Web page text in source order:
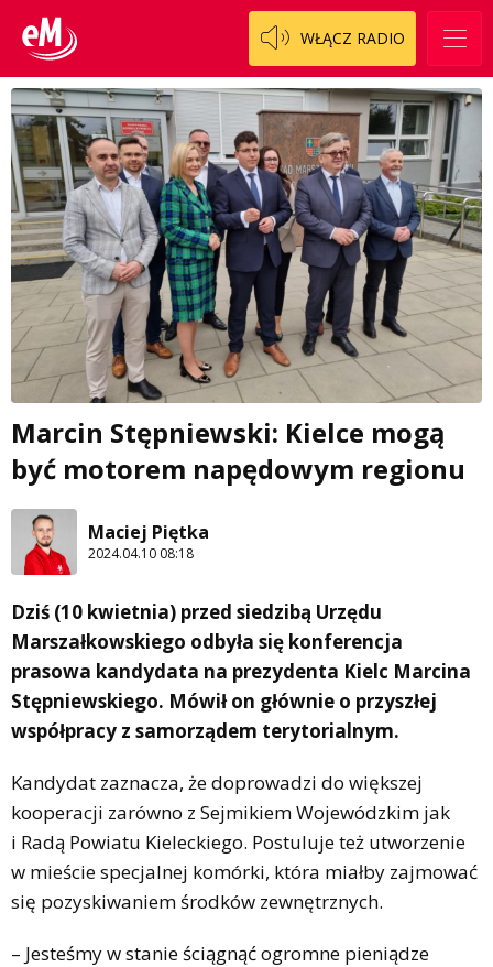
WŁĄCZ RADIO
Marcin Stępniewski: Kielce mogą
być motorem napędowym regionu
Maciej Piętka
2024.04.10 08:18
Dziś (10 kwietnia) przed siedzibą Urzędu
Marszałkowskiego odbyła się konferencja
prasowa kandydata na prezydenta Kielc Marcina
Stępniewskiego. Mówił on głównie o przyszłej
współpracy z samorządem terytorialnym.
Kandydat zaznacza, że doprowadzi do większej
kooperacji zarówno z Sejmikiem Wojewódzkim jak
i Radą Powiatu Kieleckiego. Postuluje też utworzenie
w mieście specjalnej komórki, która miałby zajmować
się pozyskiwaniem środków zewnętrznych.
– Jesteśmy w stanie ściągnąć ogromne pieniądze